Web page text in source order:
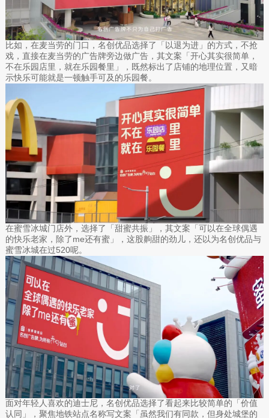
比如，在麦当劳的门口，名创优品选择了「以退为进」的方式，不抢
戏，直接在麦当劳的广告牌旁边做广告，其文案「开心其实很简单，
不在乐园店里，就在乐园餐里」，既然标出了店铺的地理位置，又暗
示快乐可能就是一顿触手可及的乐园餐。
在蜜雪冰城门店外，选择了「甜蜜共振」，其文案「可以在全球偶遇
的快乐老家，除了me还有蜜」，这股齁甜的劲儿，还以为名创优品与
蜜雪冰城在过520呢。
面对年轻人喜欢的迪士尼，名创优品选择了看起来比较简单的「价值
认同」，聚焦地铁站点名称写文案「虽然我们有同款，但身处城堡的